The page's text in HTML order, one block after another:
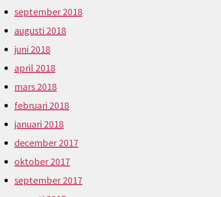
september 2018
augusti 2018
juni 2018
april 2018
mars 2018
februari 2018
januari 2018
december 2017
oktober 2017
september 2017